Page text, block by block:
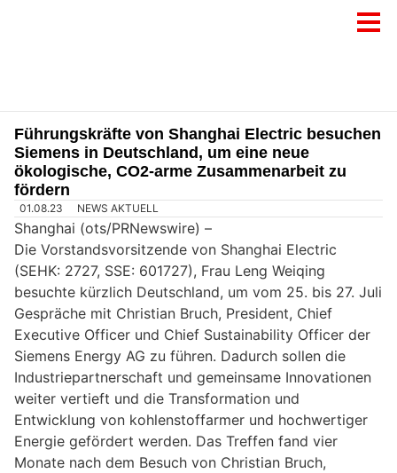
Führungskräfte von Shanghai Electric besuchen
Siemens in Deutschland, um eine neue
ökologische, CO2-arme Zusammenarbeit zu
fördern
01.08.23 NEWS AKTUELL
Shanghai (ots/PRNewswire) –
Die Vorstandsvorsitzende von Shanghai Electric
(SEHK: 2727, SSE: 601727), Frau Leng Weiqing
besuchte kürzlich Deutschland, um vom 25. bis 27. Juli
Gespräche mit Christian Bruch, President, Chief
Executive Officer und Chief Sustainability Officer der
Siemens Energy AG zu führen. Dadurch sollen die
Industriepartnerschaft und gemeinsame Innovationen
weiter vertieft und die Transformation und
Entwicklung von kohlenstoffarmer und hochwertiger
Energie gefördert werden. Das Treffen fand vier
Monate nach dem Besuch von Christian Bruch,